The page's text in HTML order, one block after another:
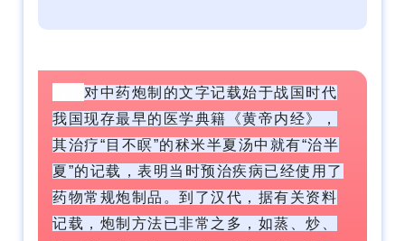
对中药炮制的文字记载始于战国时代
我国现存最早的医学典籍《黄帝内经》，
其治疗“目不瞑”的秫米半夏汤中就有“治半
夏”的记载，表明当时预治疾病已经使用了
药物常规炮制品。到了汉代，据有关资料
记载，炮制方法已非常之多，如蒸、炒、